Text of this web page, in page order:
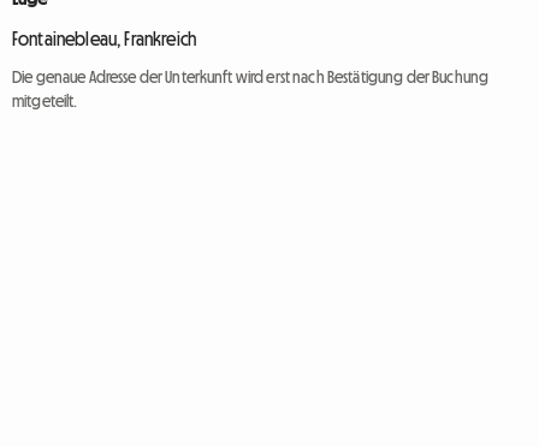
Fontainebleau, Frankreich
Die genaue Adresse der Unterkunft wird erst nach Bestätigung der Buchung
mitgeteilt.